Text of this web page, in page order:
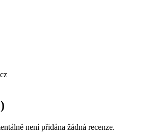
není přidána žádná recenze.